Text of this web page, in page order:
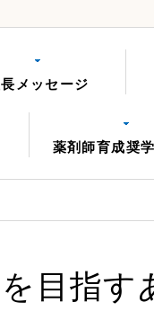
メッセージ
薬剤師育成奨
目指す